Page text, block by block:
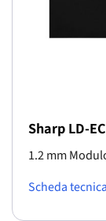
Sharp LD-
1.2 mm
Scheda tecnica